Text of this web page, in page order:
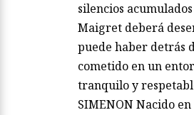
silencios
Maigret deberá
puede haber detrás
cometido en un
tranquilo y
SIMENON Nacido